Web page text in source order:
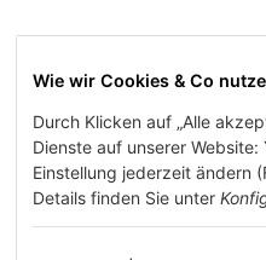
Wie wir Cookies & Co
Durch Klicken auf „Alle
Dienste auf unserer
Einstellung jederzeit ändern
Details finden Sie unter